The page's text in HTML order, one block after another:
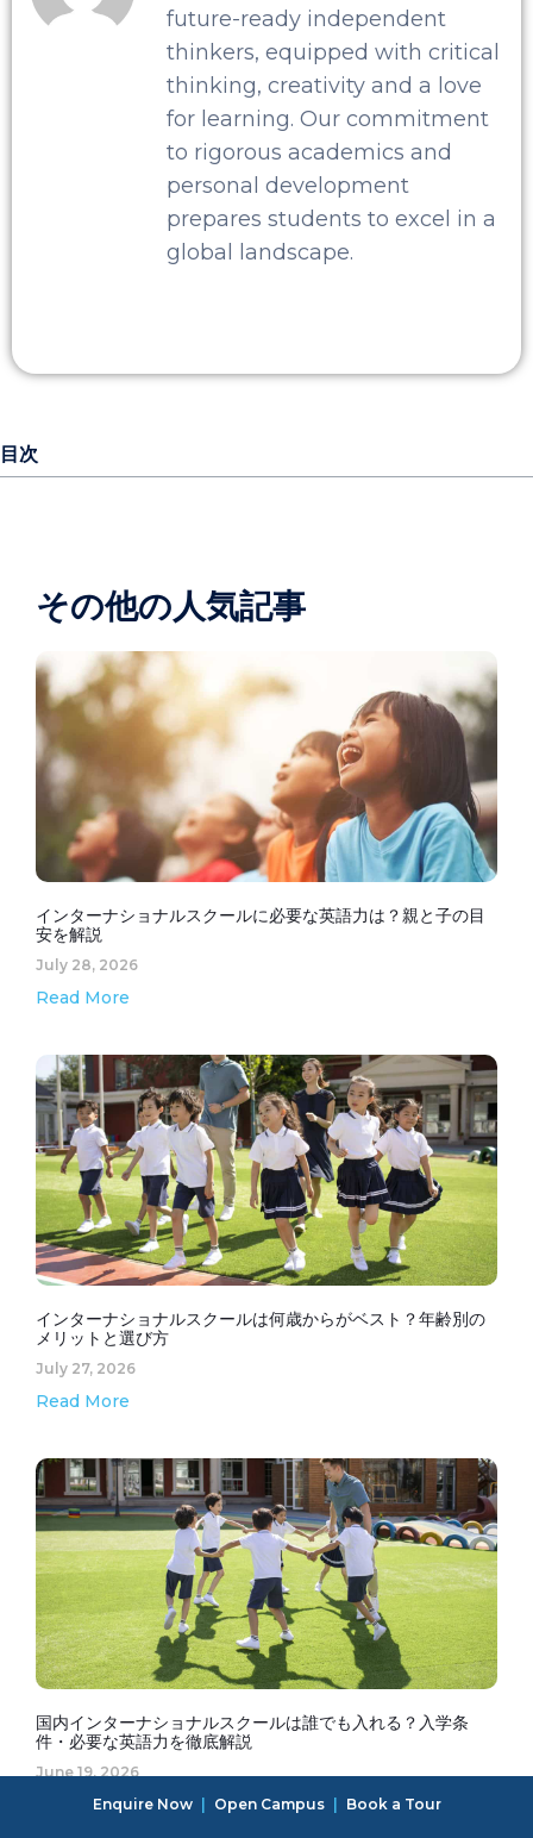
目次
future-ready independent
thinkers, equipped with critical
thinking, creativity and a love
for learning. Our commitment
to rigorous academics and
personal development
prepares students to excel in a
global landscape.
その他の人気記事
インターナショナルスクールに必要な英語力は？親と子の目
安を解説
July 28, 2026
Read More
インターナショナルスクールは何歳からがベスト？年齢別の
メリットと選び方
July 27, 2026
Read More
国内インターナショナルスクールは誰でも入れる？入学条
件・必要な英語力を徹底解説
June 19, 2026
Read MoreEnquire Now | Open Campus | Book a Tour